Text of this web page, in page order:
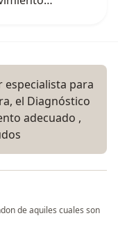
para
el Diagnóstico
adecuado ,
de aquiles cuales son